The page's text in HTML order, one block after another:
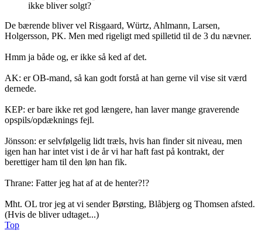
ikke bliver solgt?
De bærende bliver vel Risgaard, Würtz, Ahlmann, Larsen,
Holgersson, PK. Men med rigeligt med spilletid til de 3 du nævner.
Hmm ja både og, er ikke så ked af det.
AK: er OB-mand, så kan godt forstå at han gerne vil vise sit værd
dernede.
KEP: er bare ikke ret god længere, han laver mange graverende
opspils/opdæknings fejl.
Jönsson: er selvfølgelig lidt træls, hvis han finder sit niveau, men
igen han har intet vist i de år vi har haft fast på kontrakt, der
berettiger ham til den løn han fik.
Thrane: Fatter jeg hat af at de henter?!?
Mht. OL tror jeg at vi sender Børsting, Blåbjerg og Thomsen afsted.
(Hvis de bliver udtaget...)
Top